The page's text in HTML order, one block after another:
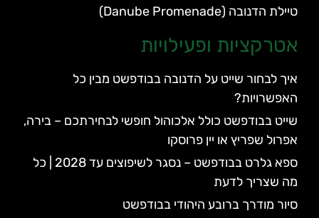
טיילת הדנובה (Danube Promenade)
אטרקציות ופעילויות
איך לבחור שייט על הדנובה בבודפשט מבין כל
האפשרויות?
שייט בבודפשט כולל אלכוהול חופשי לבחירתכם – בירה,
אפרול שפריץ או יין פרוסקו
ספא גלרט בבודפשט – נסגר לשיפוצים עד 2028 | כל
מה שצריך לדעת
סיור מודרך ברובע היהודי בבודפשט